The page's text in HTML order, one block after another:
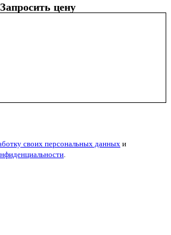
Запросить цену
своих персональных данных и